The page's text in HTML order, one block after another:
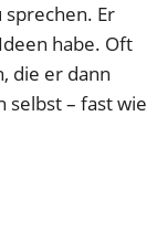
Er
habe. Oft
die er dann
selbst – fast wie